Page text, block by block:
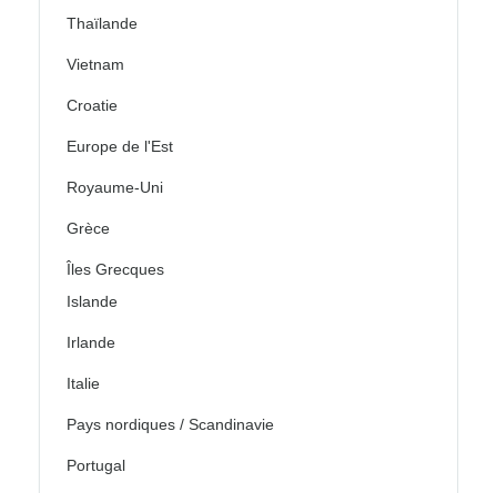
Thaïlande
Vietnam
Croatie
Europe de l'Est
Royaume-Uni
Grèce
Îles Grecques
Islande
Irlande
Italie
Pays nordiques / Scandinavie
Portugal